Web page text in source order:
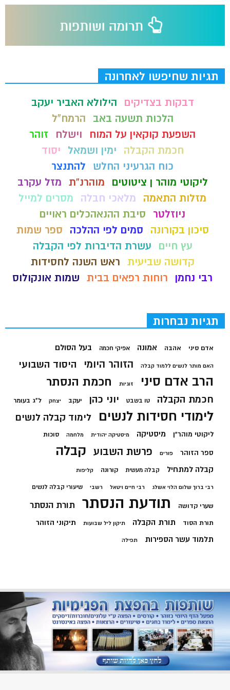
תגיות שחיפשו לאחרונה
דבקות בצדיקים
הילולא האביר יעקב
הלכות תשעה באב
הרמח"ל
השפעת קוקאין על המוח
וישלח
זוהר
חכמת הקבלה
ימין ושמאל
יסוד
כוח הגרעיני החלש
להתנצר
ליקוטי מוהר ן ציטוטים
מוהרנ”ת מזל עקרב
מזלות התאמה
מלאכי חבלה
מסרים למייל
ניוזלטר
סיבת ההנאהכלים ראויים
סיכון בקורונה
סמים לפי ההלכה
ספר שמות
עץ חיים
עשרת הדיברות לפי הקבלה
קדושה שביעית ראש השנה לחסידות
רבי נחמן
רוחות רפאים בבית שמות אונקולוס
תגיות נבחרות
אדם סיני אהבה אמונה אפיקי חכמה בעל הסולם
האם מותר לנשים ללמוד קבלה הזוהר היומי היסוד השבועי
הרב אדם סיני זוגיות חכמת הנסתר
חכמת הקבלה טו בשבט יוני כהן יעקב יצחק ל"ג בעומר
לימודי חסידות לנשים לימוד קבלה לנשים
ליקוטי מוהר"ן מיסטיקה מיסטיקה יהודית מלחמה סוכות
ספר הזוהר פורים פרשת השבוע קבלה
קבלה למתחיל קבלה מעשית קורונה קליפות
רבי ברוך שלום הלוי אשלג רבי חיים ויטאל רשבי שיעורי קבלה לנשים
שערי קדושה תודעת הנסתר תורת הנסתר
תורת הסוד תורת הקבלה תיקון ליל שבועות תיקוני הזוהר
תלמוד עשר הספירות תפילה